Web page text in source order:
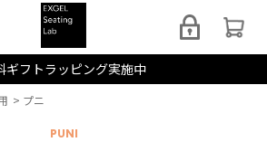
ギフトラッピング実施中
PUNI
> プニ